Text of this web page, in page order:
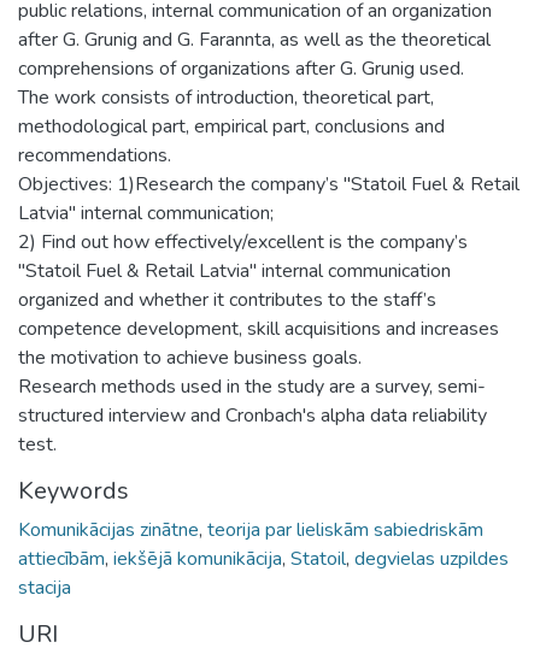
public relations, internal communication of an organization
after G. Grunig and G. Farannta, as well as the theoretical
comprehensions of organizations after G. Grunig used.
The work consists of introduction, theoretical part,
methodological part, empirical part, conclusions and
recommendations.
Objectives: 1)Research the company’s "Statoil Fuel & Retail
Latvia" internal communication;
2) Find out how effectively/excellent is the company’s
"Statoil Fuel & Retail Latvia" internal communication
organized and whether it contributes to the staff’s
competence development, skill acquisitions and increases
the motivation to achieve business goals.
Research methods used in the study are a survey, semi-
structured interview and Cronbach's alpha data reliability
test.
Keywords
Komunikācijas zinātne, teorija par lieliskām sabiedriskām
attiecībām, iekšējā komunikācija, Statoil, degvielas uzpildes
stacija
URI